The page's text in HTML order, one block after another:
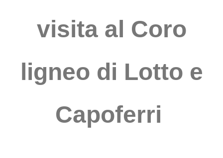
visita al Coro
ligneo di Lotto e
Capoferri